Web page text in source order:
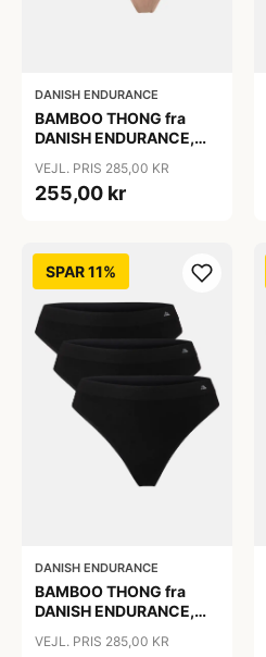
DANISH ENDURANCE
BAMBOO THONG fra
DANISH ENDURANCE,
Bambusviskose, 1-års
Anti-Hul Garanti, Oeko-
VEJL. PRIS 285,00 KR
255,00 kr
SPAR 11%
DANISH ENDURANCE
BAMBOO THONG fra
DANISH ENDURANCE,
VEJL. PRIS 285,00 KR